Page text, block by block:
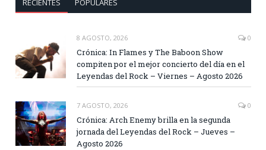
RECIENTES POPULARES
8 AGOSTO, 2026 0
Crónica: In Flames y The Baboon Show
compiten por el mejor concierto del día en el
Leyendas del Rock – Viernes – Agosto 2026
7 AGOSTO, 2026 0
Crónica: Arch Enemy brilla en la segunda
jornada del Leyendas del Rock – Jueves –
Agosto 2026